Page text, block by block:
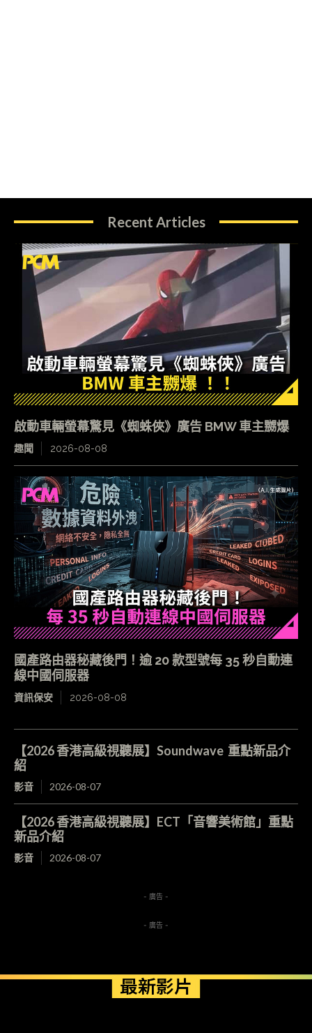
Recent Articles
啟動車輛螢幕驚見《蜘蛛俠》廣告 BMW 車主嬲爆
趣聞 2026-08-08
國產路由器秘藏後門！逾 20 款型號每 35 秒自動連
線中國伺服器
資訊保安 2026-08-08
【2026 香港高級視聽展】Soundwave 重點新品介
紹
影音 2026-08-07
【2026 香港高級視聽展】ECT「音響美術館」重點
新品介紹
影音 2026-08-07
- 廣告 -
- 廣告 -
最新影片